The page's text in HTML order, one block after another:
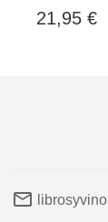
21,95 €